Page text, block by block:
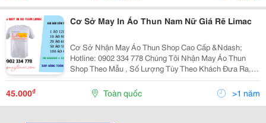
Cơ Sở May In Áo Thun Nam Nữ Giá Rẽ Limac
Cơ Sở Nhận May Áo Thun Shop Cao Cấp &Ndash;
Hotline: 0902 334 778 Chúng Tôi Nhận May Áo Thun
Shop Theo Mẫu , Số Lượng Tùy Theo Khách Đưa Ra,
Bao In + Thêu Giao Hàng Miễn Phí Trong Tp.hcm Các
Sản Phẩm Của Xưởng + Nhận May Áo Thun Shop Cổ
Tròn ( Chất...
45.000₫ Toàn quốc >1 năm